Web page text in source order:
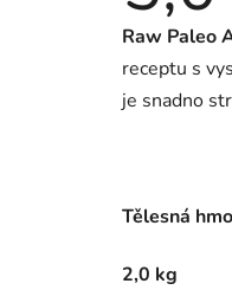
5
Raw Paleo
receptu s
je snadno
Tělesná